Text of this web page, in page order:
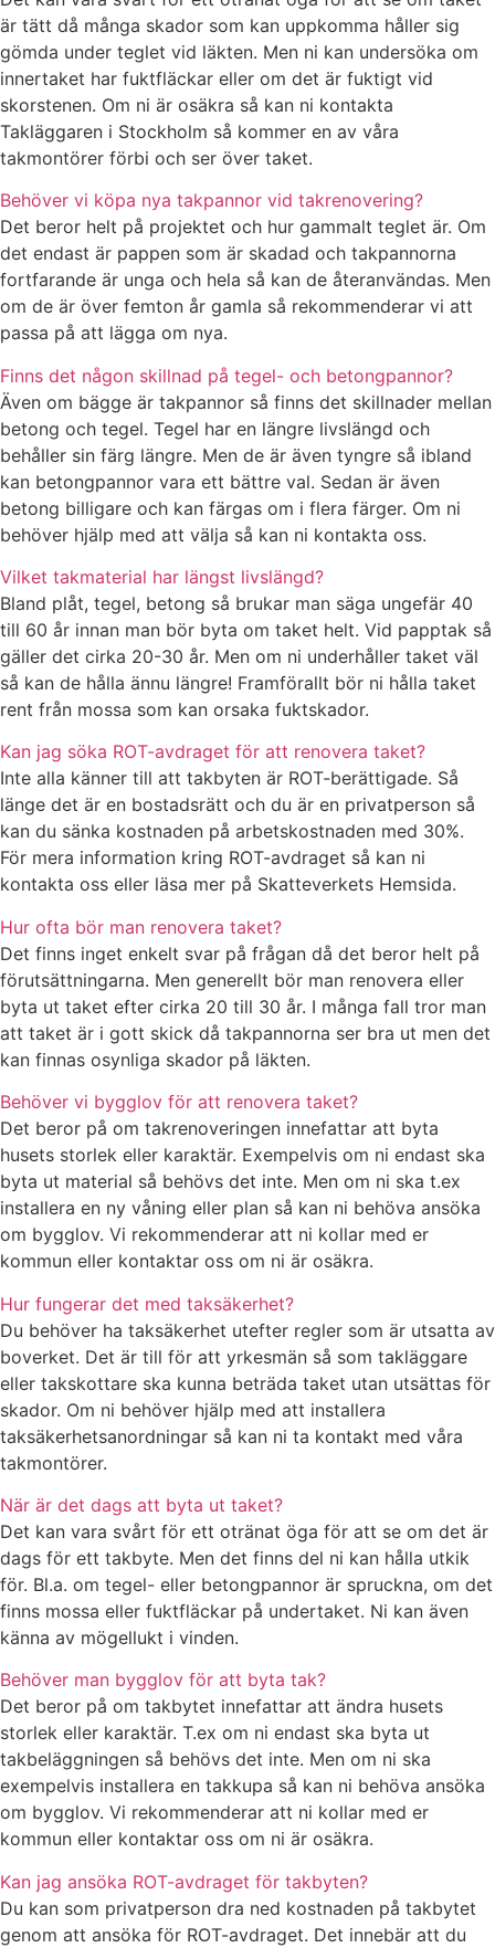
är tätt då många skador som kan uppkomma håller sig
gömda under teglet vid läkten. Men ni kan undersöka om
innertaket har fuktfläckar eller om det är fuktigt vid
skorstenen. Om ni är osäkra så kan ni kontakta
Takläggaren i Stockholm så kommer en av våra
takmontörer förbi och ser över taket.
Behöver vi köpa nya takpannor vid takrenovering?
Det beror helt på projektet och hur gammalt teglet är. Om
det endast är pappen som är skadad och takpannorna
fortfarande är unga och hela så kan de återanvändas. Men
om de är över femton år gamla så rekommenderar vi att
passa på att lägga om nya.
Finns det någon skillnad på tegel- och betongpannor?
Även om bägge är takpannor så finns det skillnader mellan
betong och tegel. Tegel har en längre livslängd och
behåller sin färg längre. Men de är även tyngre så ibland
kan betongpannor vara ett bättre val. Sedan är även
betong billigare och kan färgas om i flera färger. Om ni
behöver hjälp med att välja så kan ni kontakta oss.
Vilket takmaterial har längst livslängd?
Bland plåt, tegel, betong så brukar man säga ungefär 40
till 60 år innan man bör byta om taket helt. Vid papptak så
gäller det cirka 20-30 år. Men om ni underhåller taket väl
så kan de hålla ännu längre! Framförallt bör ni hålla taket
rent från mossa som kan orsaka fuktskador.
Kan jag söka ROT-avdraget för att renovera taket?
Inte alla känner till att takbyten är ROT-berättigade. Så
länge det är en bostadsrätt och du är en privatperson så
kan du sänka kostnaden på arbetskostnaden med 30%.
För mera information kring ROT-avdraget så kan ni
kontakta oss eller läsa mer på Skatteverkets Hemsida.
Hur ofta bör man renovera taket?
Det finns inget enkelt svar på frågan då det beror helt på
förutsättningarna. Men generellt bör man renovera eller
byta ut taket efter cirka 20 till 30 år. I många fall tror man
att taket är i gott skick då takpannorna ser bra ut men det
kan finnas osynliga skador på läkten.
Behöver vi bygglov för att renovera taket?
Det beror på om takrenoveringen innefattar att byta
husets storlek eller karaktär. Exempelvis om ni endast ska
byta ut material så behövs det inte. Men om ni ska t.ex
installera en ny våning eller plan så kan ni behöva ansöka
om bygglov. Vi rekommenderar att ni kollar med er
kommun eller kontaktar oss om ni är osäkra.
Hur fungerar det med taksäkerhet?
Du behöver ha taksäkerhet utefter regler som är utsatta av
boverket. Det är till för att yrkesmän så som takläggare
eller takskottare ska kunna beträda taket utan utsättas för
skador. Om ni behöver hjälp med att installera
taksäkerhetsanordningar så kan ni ta kontakt med våra
takmontörer.
När är det dags att byta ut taket?
Det kan vara svårt för ett otränat öga för att se om det är
dags för ett takbyte. Men det finns del ni kan hålla utkik
för. Bl.a. om tegel- eller betongpannor är spruckna, om det
finns mossa eller fuktfläckar på undertaket. Ni kan även
känna av mögellukt i vinden.
Behöver man bygglov för att byta tak?
Det beror på om takbytet innefattar att ändra husets
storlek eller karaktär. T.ex om ni endast ska byta ut
takbeläggningen så behövs det inte. Men om ni ska
exempelvis installera en takkupa så kan ni behöva ansöka
om bygglov. Vi rekommenderar att ni kollar med er
kommun eller kontaktar oss om ni är osäkra.
Kan jag ansöka ROT-avdraget för takbyten?
Du kan som privatperson dra ned kostnaden på takbytet
genom att ansöka för ROT-avdraget. Det innebär att du